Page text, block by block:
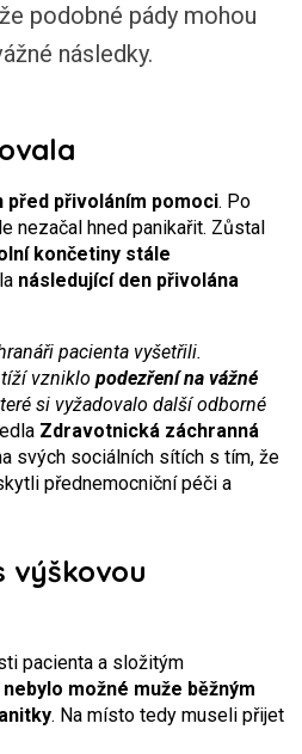
podobné pády mohou
následky.
před přivoláním pomoci. Po
nezačal hned panikařit. Zůstal
končetiny stále
následující den přivolána
pacienta vyšetřili.
vzniklo podezření na vážné
si vyžadovalo další odborné
Zdravotnická záchranná
svých sociálních sítích s tím, že
přednemocniční péči a
výškovou
pacienta a složitým
nebylo možné muže běžným
. Na místo tedy museli přijet